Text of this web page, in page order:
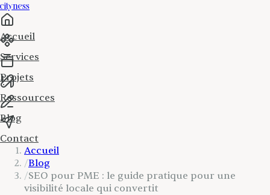
cityness
Accueil
Services
Projets
Ressources
Blog
Contact
Accueil
/Blog
/SEO pour PME : le guide pratique pour une
visibilité locale qui convertit